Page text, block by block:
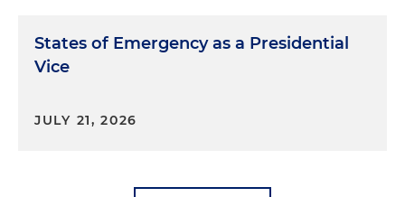
States of Emergency as a Presidential
Vice
JULY 21, 2026